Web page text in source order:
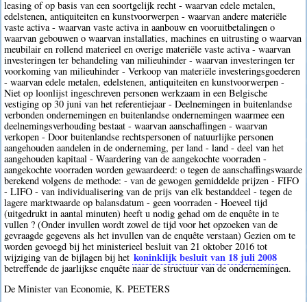
leasing of op basis van een soortgelijk recht - waarvan edele metalen,
edelstenen, antiquiteiten en kunstvoorwerpen - waarvan andere materiële
vaste activa - waarvan vaste activa in aanbouw en vooruitbetalingen o
waarvan gebouwen o waarvan installaties, machines en uitrusting o waarvan
meubilair en rollend materieel en overige materiële vaste activa - waarvan
investeringen ter behandeling van milieuhinder - waarvan investeringen ter
voorkoming van milieuhinder - Verkoop van materiële investeringsgoederen
- waarvan edele metalen, edelstenen, antiquiteiten en kunstvoorwerpen -
Niet op loonlijst ingeschreven personen werkzaam in een Belgische
vestiging op 30 juni van het referentiejaar - Deelnemingen in buitenlandse
verbonden ondernemingen en buitenlandse ondernemingen waarmee een
deelnemingsverhouding bestaat - waarvan aanschaffingen - waarvan
verkopen - Door buitenlandse rechtspersonen of natuurlijke personen
aangehouden aandelen in de onderneming, per land - land - deel van het
aangehouden kapitaal - Waardering van de aangekochte voorraden -
aangekochte voorraden worden gewaardeerd: o tegen de aanschaffingswaarde
berekend volgens de methode: - van de gewogen gemiddelde prijzen - FIFO
- LIFO - van individualisering van de prijs van elk bestanddeel - tegen de
lagere marktwaarde op balansdatum - geen voorraden - Hoeveel tijd
(uitgedrukt in aantal minuten) heeft u nodig gehad om de enquête in te
vullen ? (Onder invullen wordt zowel de tijd voor het opzoeken van de
gevraagde gegevens als het invullen van de enquête verstaan) Gezien om te
worden gevoegd bij het ministerieel besluit van 21 oktober 2016 tot
wijziging van de bijlagen bij het koninklijk besluit van 18 juli 2008
betreffende de jaarlijkse enquête naar de structuur van de ondernemingen.
De Minister van Economie, K. PEETERS